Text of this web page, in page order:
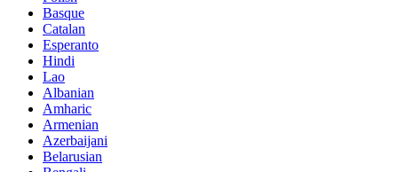
Basque
Catalan
Esperanto
Hindi
Lao
Albanian
Amharic
Armenian
Azerbaijani
Belarusian